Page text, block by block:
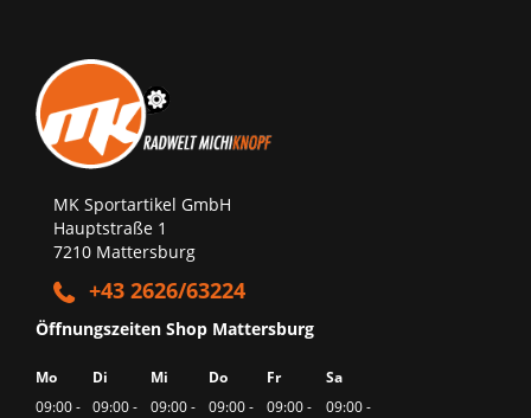
MK Sportartikel GmbH
Hauptstraße 1
7210 Mattersburg
+43 2626/63224
Öffnungszeiten Shop Mattersburg
Mo Di Mi Do Fr
Sa
09:00 - 09:00 -
09:00 -
09:00 -
09:00 -
09:00 -